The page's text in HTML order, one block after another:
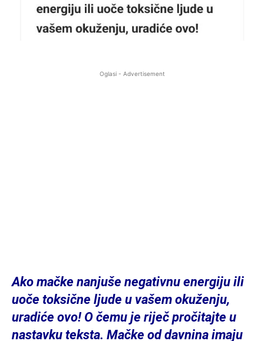
Oglasi - Advertisement
Ako mačke nanjuše negativnu energiju ili
uoče toksične ljude u vašem okuženju,
uradiće ovo! O čemu je riječ pročitajte u
nastavku teksta. Mačke od davnina imaju